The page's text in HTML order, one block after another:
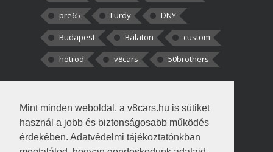
Mint minden weboldal, a v8cars.hu is sütiket
használ a jobb és biztonságosabb működés
érdekében. Adatvédelmi tájékoztatónkban
pre65
Lurdy
DNY
Budapest
Balaton
custom
hotrod
v8cars 50brothers
kortisz:Elszúrtam! Én csak két
darabbaal számoltam. Nem tudtam, hogy fél autót,